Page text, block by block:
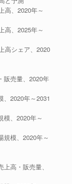
、2020年～
、2025年～
シェア、2020
売量、2020年
2020年～2031
、2020年～
模、2020年～
高・販売量、